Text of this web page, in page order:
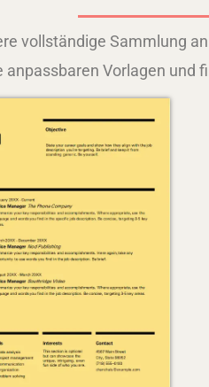
vollständige Sammlung
anpassbaren Vorlagen und